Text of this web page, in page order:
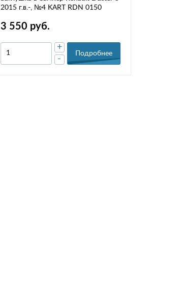
2015 г.в.-, №4 KART RDN 0150
3 550 руб.
-
+
Подробнее